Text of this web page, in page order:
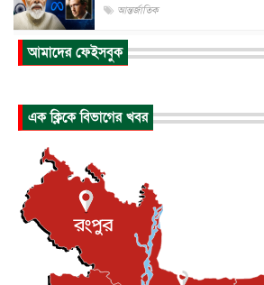
আন্তর্জাতিক
আকাশে ট্রাম্পের হেলিকপ্টার ও
আন্তর্জাতিক
আন্তর্জাতিক
টি-টোয়েন্টি ইতিহাসের সর্বোচ্চ
বস্তিতে কেটেছে শৈশব, আজ
বিনোদন
আমাদের ফেইসবুক
এক ক্লিকে বিভাগের খবর